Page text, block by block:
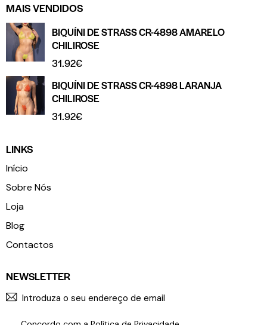
MAIS VENDIDOS
BIQUÍNI DE STRASS CR-4898 AMARELO
CHILIROSE
31.92€
BIQUÍNI DE STRASS CR-4898 LARANJA
CHILIROSE
31.92€
LINKS
Início
Sobre Nós
Loja
Blog
Contactos
NEWSLETTER